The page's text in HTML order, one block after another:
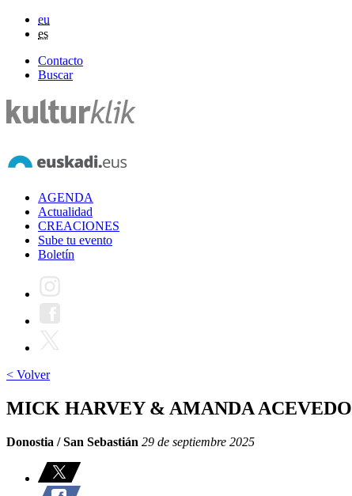
eu
es
Contacto
Buscar
AGENDA
Actualidad
CREACIONES
Sube tu evento
Boletín
< Volver
MICK HARVEY & AMANDA ACEVEDO
Donostia / San Sebastián 29 de septiembre 2025